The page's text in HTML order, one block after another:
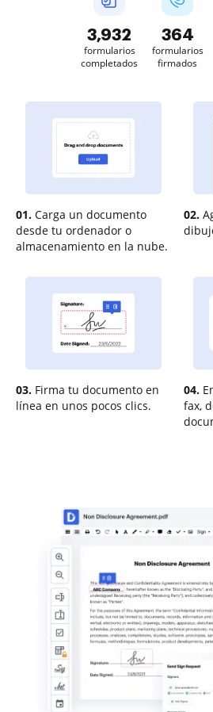
3,932
formularios
completados
364
formularios
firmados
01. Carga un documento
desde tu ordenador o
almacenamiento en la nube.
02.
03. Firma tu documento en
línea en unos pocos clics.
04.
fax,